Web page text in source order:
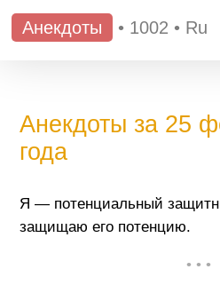
Анекдоты • 1002 • Ru
Анекдоты за 25
года
Я — потенциальный
защищаю его потенцию.
• • •